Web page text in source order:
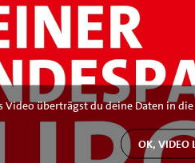
Video überträgst du deine Daten in die